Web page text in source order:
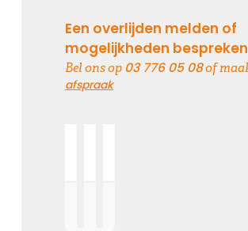
Een overlijden melden of
mogelijkheden
Bel ons op 03 776 05 08of
afspraak